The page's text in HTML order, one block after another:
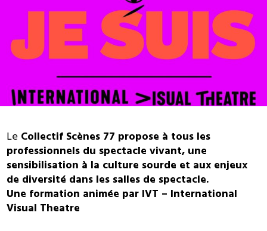
Le Collectif Scènes 77 propose à tous les
professionnels du spectacle vivant, une
sensibilisation à la culture sourde et aux enjeux
de diversité dans les salles de spectacle.
Une formation animée par IVT – International
Visual Theatre